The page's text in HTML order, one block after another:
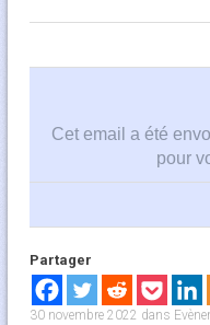
Cet email a été
pour
Partager
30 novembre 2022 dans